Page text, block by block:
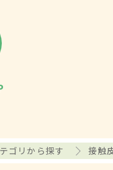
ゴリから探す 接触